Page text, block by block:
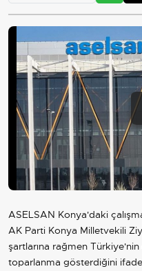
ASELSAN Konya'daki
AK Parti Konya Milletvekili
şartlarına rağmen Türkiye'nin
toparlanma gösterdiğini ifade